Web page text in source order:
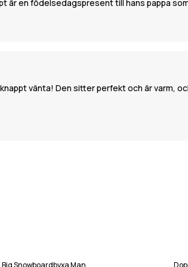
en födelsedagspresent till hans pappa
vänta! Den sitter perfekt och är varm,
Big Snowboardbyxa Man